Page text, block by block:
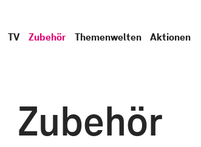
TV Zubehör Themenwelten Aktionen
Zubehör